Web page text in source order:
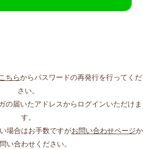
こちらからパスワードの再発行を行ってくだ
さい。
の届いたアドレスからログインいただけま
す。
場合はお手数ですがお問い合わせページか
い合わせください。